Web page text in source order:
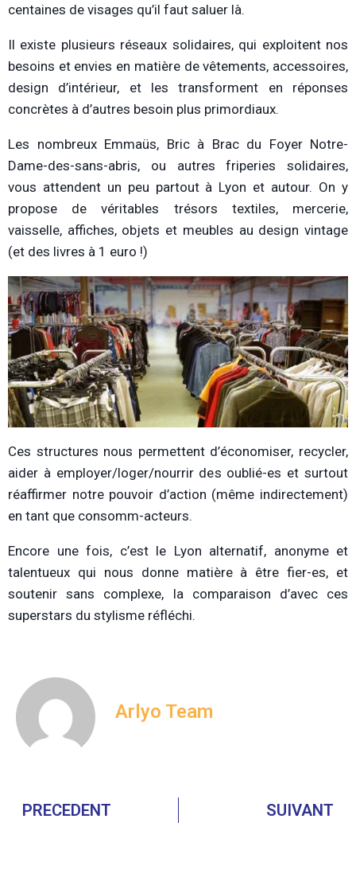
centaines de visages qu’il faut saluer là.
Il existe plusieurs réseaux solidaires, qui exploitent nos
besoins et envies en matière de vêtements, accessoires,
design d’intérieur, et les transforment en réponses
concrètes à d’autres besoin plus primordiaux.
Les nombreux Emmaüs, Bric à Brac du Foyer Notre-
Dame-des-sans-abris, ou autres friperies solidaires,
vous attendent un peu partout à Lyon et autour. On y
propose de véritables trésors textiles, mercerie,
vaisselle, affiches, objets et meubles au design vintage
(et des livres à 1 euro !)
Ces structures nous permettent d’économiser, recycler,
aider à employer/loger/nourrir des oublié-es et surtout
réaffirmer notre pouvoir d’action (même indirectement)
en tant que consomm-acteurs.
Encore une fois, c’est le Lyon alternatif, anonyme et
talentueux qui nous donne matière à être fier-es, et
soutenir sans complexe, la comparaison d’avec ces
superstars du stylisme réfléchi.
Arlyo Team
PRECEDENT SUIVANT